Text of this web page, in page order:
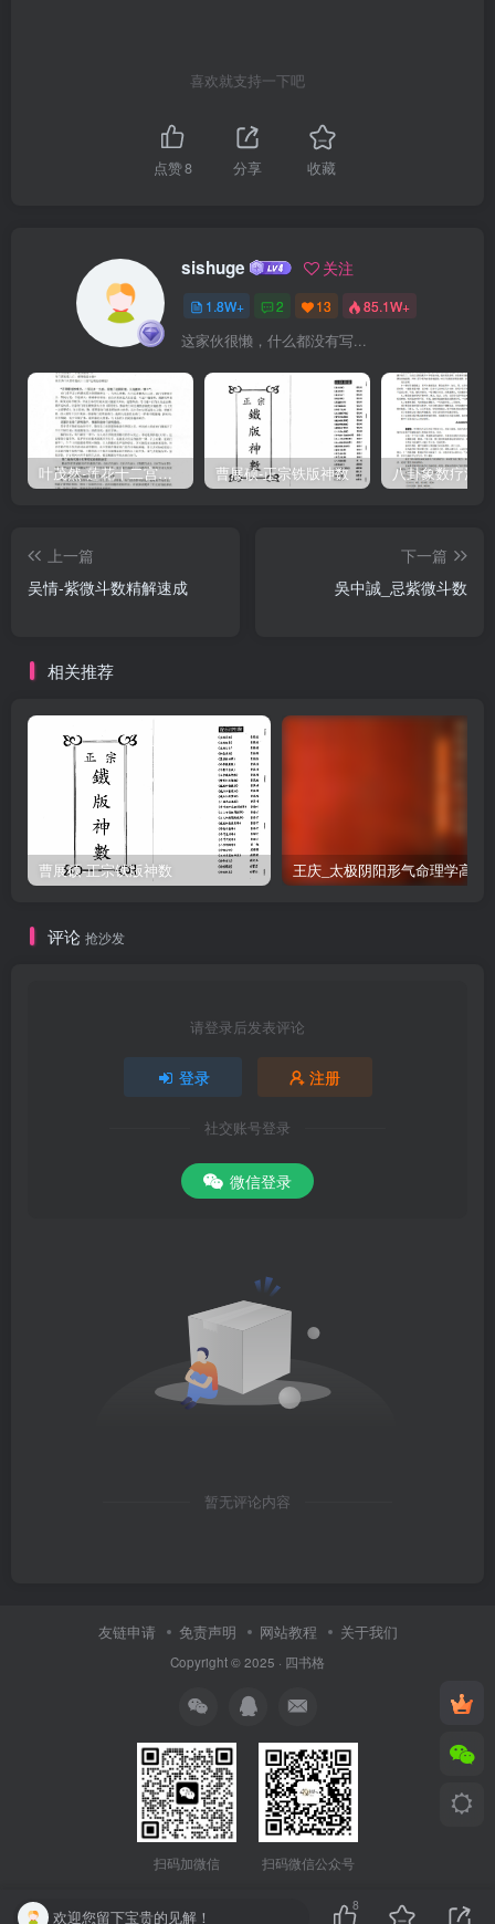
喜欢就支持一下吧
点赞8 分享 收藏
sishuge 关注
1.8W+ 2 13 85.1W+
这家伙很懒，什么都没有写...
叶茂然-莲花十二宫佛家奇门面授及答疑 曹展硕-正宗铁版神数
上一篇
吴情-紫微斗数精解速成
下一篇
吳中誠_忌紫微斗数
相关推荐
曹展硕-正宗铁版神数
评论 抢沙发
请登录后发表评论
登录 注册
社交账号登录
微信登录
暂无评论内容
友链申请 免责声明 网站教程 关于我们
Copyright © 2025 · 四书格
扫码加微信 扫码微信公众号
欢迎您留下宝贵的见解！
8